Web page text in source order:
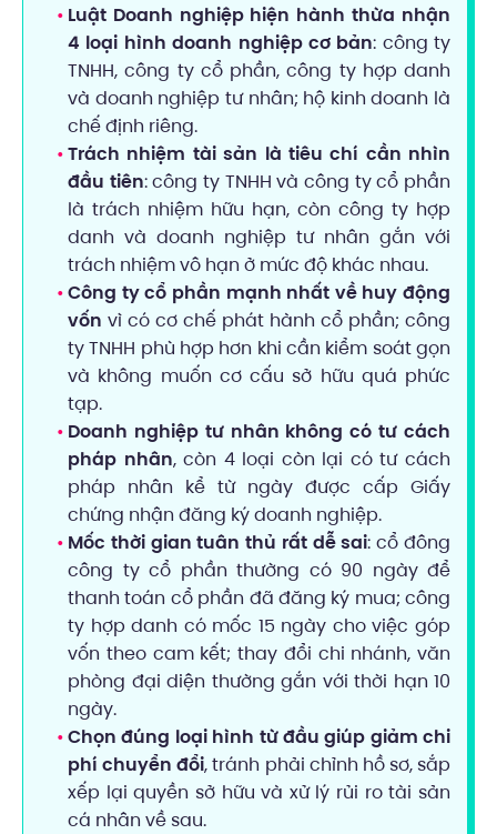
Luật Doanh nghiệp hiện hành thừa nhận
4 loại hình doanh nghiệp cơ bản: công ty
TNHH, công ty cổ phần, công ty hợp danh
và doanh nghiệp tư nhân; hộ kinh doanh là
chế định riêng.
Trách nhiệm tài sản là tiêu chí cần nhìn
đầu tiên: công ty TNHH và công ty cổ phần
là trách nhiệm hữu hạn, còn công ty hợp
danh và doanh nghiệp tư nhân gắn với
trách nhiệm vô hạn ở mức độ khác nhau.
Công ty cổ phần mạnh nhất về huy động
vốn vì có cơ chế phát hành cổ phần; công
ty TNHH phù hợp hơn khi cần kiểm soát gọn
và không muốn cơ cấu sở hữu quá phức
tạp.
Doanh nghiệp tư nhân không có tư cách
pháp nhân, còn 4 loại còn lại có tư cách
pháp nhân kể từ ngày được cấp Giấy
chứng nhận đăng ký doanh nghiệp.
Mốc thời gian tuân thủ rất dễ sai: cổ đông
công ty cổ phần thường có 90 ngày để
thanh toán cổ phần đã đăng ký mua; công
ty hợp danh có mốc 15 ngày cho việc góp
vốn theo cam kết; thay đổi chi nhánh, văn
phòng đại diện thường gắn với thời hạn 10
ngày.
Chọn đúng loại hình từ đầu giúp giảm chi
phí chuyển đổi, tránh phải chỉnh hồ sơ, sắp
xếp lại quyền sở hữu và xử lý rủi ro tài sản
cá nhân về sau.